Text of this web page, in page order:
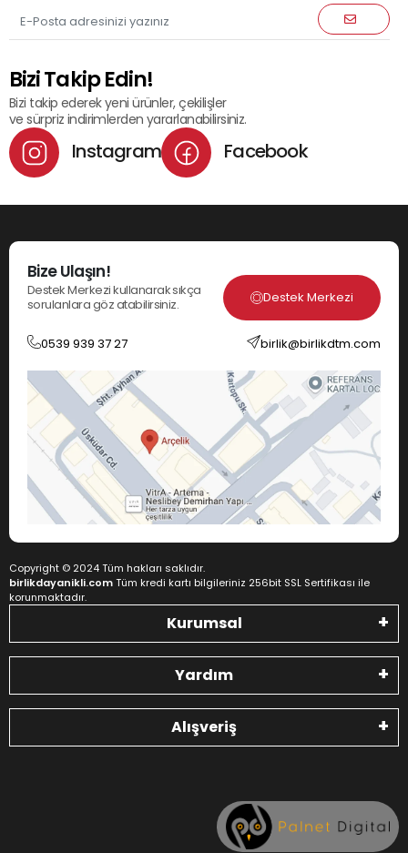
Bizi Takip Edin!
Bizi takip ederek yeni ürünler, çekilişler
ve sürpriz indirimlerden yararlanabilirsiniz.
Instagram Facebook
Bize Ulaşın!
Destek Merkezi kullanarak sıkça
sorulanlara göz atabilirsiniz.
Destek Merkezi
0539 939 37 27 birlik@birlikdtm.com
Copyright © 2024 Tüm hakları saklıdır.
birlikdayanikli.comTüm kredi kartı bilgileriniz 256bit SSL Sertifikası ile
korunmaktadır.
Kurumsal
Yardım
Alışveriş